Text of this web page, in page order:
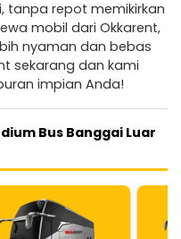
tanpa repot memikirkan
mobil dari Okkarent,
nyaman dan bebas
sekarang dan kami
impian Anda!
Bus Banggai Luar